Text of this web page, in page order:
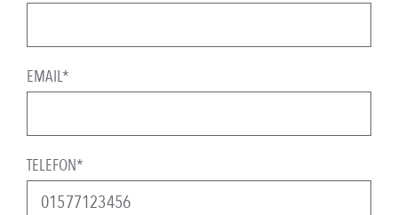
EMAIL*
TELEFON*